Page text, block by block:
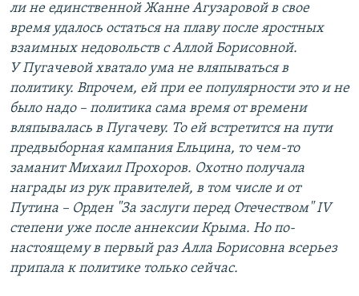
ли не единственной Жанне Агузаровой в свое
время удалось остаться на плаву после яростных
взаимных недовольств с Аллой Борисовной.
У Пугачевой хватало ума не вляпываться в
политику. Впрочем, ей при ее популярности это и не
было надо – политика сама время от времени
вляпывалась в Пугачеву. То ей встретится на пути
предвыборная кампания Ельцина, то чем-то
заманит Михаил Прохоров. Охотно получала
награды из рук правителей, в том числе и от
Путина – Орден "За заслуги перед Отечеством" IV
степени уже после аннексии Крыма. Но по-
настоящему в первый раз Алла Борисовна всерьез
припала к политике только сейчас.